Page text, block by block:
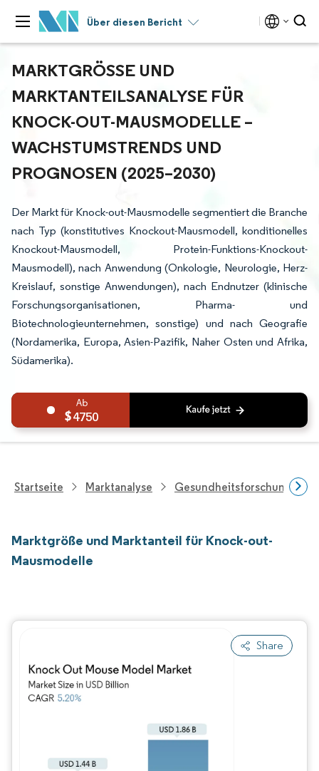
Über diesen Bericht
MARKTGRÖSSE UND M
ARKTANTEILSANALYSE FÜR K
NOCK-OUT-MAUSMODELLE – W
ACHSTUMSTRENDS UND P
ROGNOSEN (2025–2030)
Der Markt für Knock-out-Mausmodelle segmentiert die Branche
nach Typ (konstitutives Knockout-Mausmodell, konditionelles
Knockout-Mausmodell, Protein-Funktions-Knockout-
Mausmodell), nach Anwendung (Onkologie, Neurologie, Herz-
Kreislauf, sonstige Anwendungen), nach Endnutzer (klinische
Forschungsorganisationen, Pharma- und
Biotechnologieunternehmen, sonstige) und nach Geografie
(Nordamerika, Europa, Asien-Pazifik, Naher Osten und Afrika,
Südamerika).
4750
Startseite Marktanalyse Gesundheitsforschung
Marktgröße und Marktanteil für Knock-out-
Mausmodelle
Share